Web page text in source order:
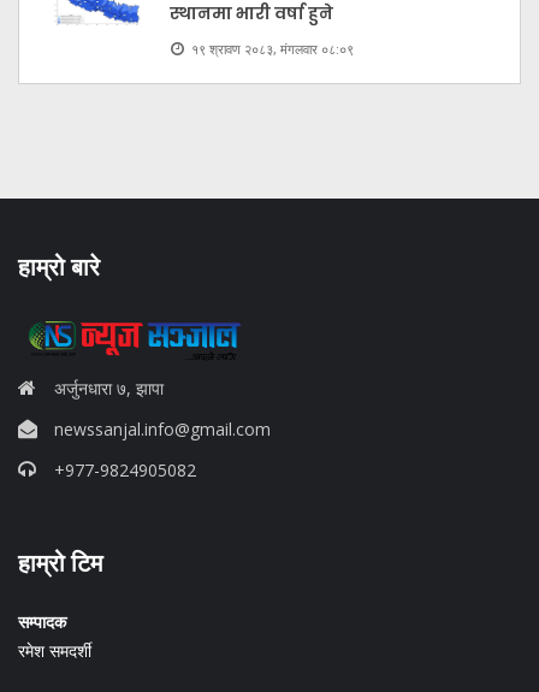
स्थानमा भारी वर्षा हुने
१९ श्रावण २०८३, मंगलवार ०८:०९
हाम्रो बारे
अर्जुनधारा ७, झापा
newssanjal.info@gmail.com
+977-9824905082
b88 slot
daftar slot88
judi slot online pulsa
हाम्रो टिम
सम्पादक
रमेश समदर्शी